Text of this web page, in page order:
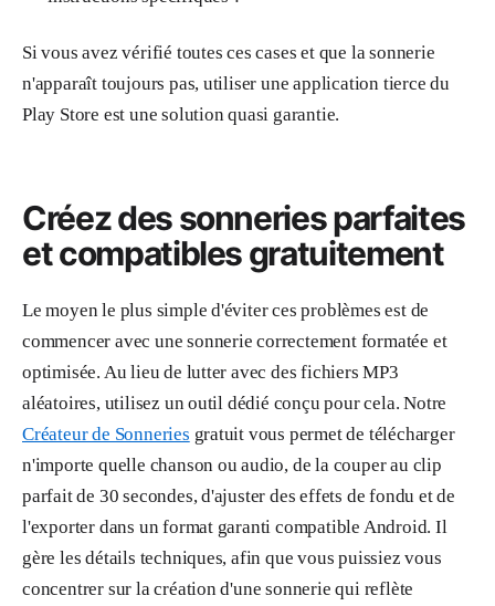
Si vous avez vérifié toutes ces cases et que la sonnerie
n'apparaît toujours pas, utiliser une application tierce du
Play Store est une solution quasi garantie.
Créez des sonneries parfaites
et compatibles gratuitement
Le moyen le plus simple d'éviter ces problèmes est de
commencer avec une sonnerie correctement formatée et
optimisée. Au lieu de lutter avec des fichiers MP3
aléatoires, utilisez un outil dédié conçu pour cela. Notre
Créateur de Sonneries gratuit vous permet de télécharger
n'importe quelle chanson ou audio, de la couper au clip
parfait de 30 secondes, d'ajuster des effets de fondu et de
l'exporter dans un format garanti compatible Android. Il
gère les détails techniques, afin que vous puissiez vous
concentrer sur la création d'une sonnerie qui reflète